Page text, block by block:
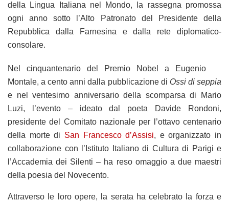
della Lingua Italiana nel Mondo, la rassegna promossa
ogni anno sotto l’Alto Patronato del Presidente della
Repubblica dalla Farnesina e dalla rete diplomatico-
consolare.
Nel cinquantenario del Premio Nobel a Eugenio
Montale, a cento anni dalla pubblicazione di Ossi di seppia
e nel ventesimo anniversario della scomparsa di Mario
Luzi, l’evento – ideato dal poeta Davide Rondoni,
presidente del Comitato nazionale per l’ottavo centenario
della morte di San Francesco d’Assisi, e organizzato in
collaborazione con l’Istituto Italiano di Cultura di Parigi e
l’Accademia dei Silenti – ha reso omaggio a due maestri
della poesia del Novecento.
Attraverso le loro opere, la serata ha celebrato la forza e